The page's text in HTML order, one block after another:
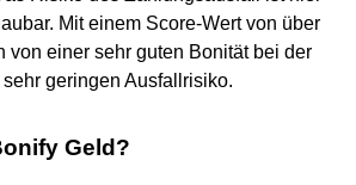
Mit einem Score-Wert von über
von einer sehr guten Bonität bei der
geringen Ausfallrisiko.
Geld?